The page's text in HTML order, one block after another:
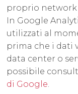
proprio
In Google
utilizzati al
prima che i dati
data center o
possibile
di Google.